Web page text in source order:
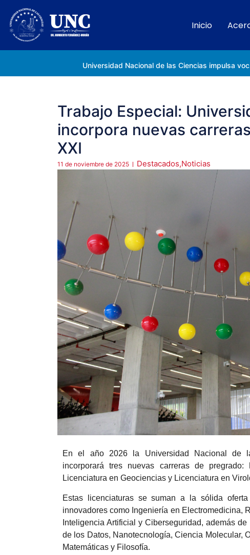
Inicio
Trabajo Especial:
incorpora nuevas
XXI
11 de noviembre de 2025 Destacados,Noticias
En el año 2026 la Universidad Nacional de
incorporará tres nuevas carreras de
Licenciatura en Geociencias y Licenciatura en
Estas licenciaturas se suman a la sólida
innovadores como Ingeniería en Electromedicina,
Inteligencia Artificial y Ciberseguridad, además
de los Datos, Nanotecnología, Ciencia Molecular,
Matemáticas y Filosofía.